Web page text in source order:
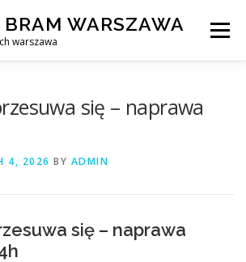
WARSZAWA
warszawa
Menu
się – naprawa
4, 2026 BY ADMIN
się – naprawa